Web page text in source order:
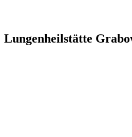
Lungenheilstätte